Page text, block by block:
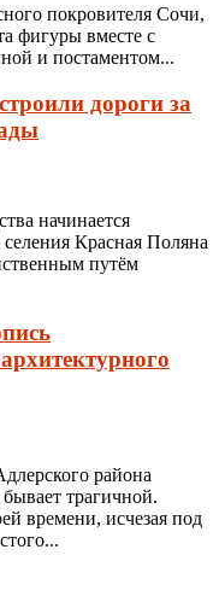
покровителя Сочи,
фигуры вместе с
и постаментом...
дороги за
начинается
Красная Поляна
путём
района
трагичной.
времени, исчезая под